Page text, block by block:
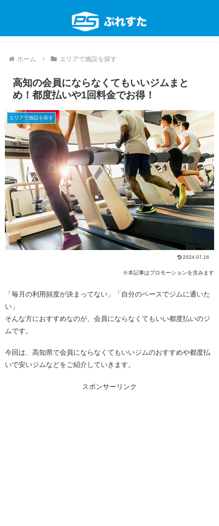
ホーム エリアで施設を探す
高知の会員にならなくてもいいジムまと
め！都度払いや1回料金でお得！
エリアで施設を探す
2024.07.16
※本記事はプロモーションを含みます
「毎月の利用頻度が決まってない」「自分のペースでジムに通いた
い」
そんな方におすすめなのが、会員にならなくてもいい都度払いのジ
ムです。
今回は、高知県で会員にならなくてもいいジムのおすすめや都度払
いで安いジムなどをご紹介していきます。
スポンサーリンク